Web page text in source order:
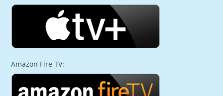
Amazon Fire TV: